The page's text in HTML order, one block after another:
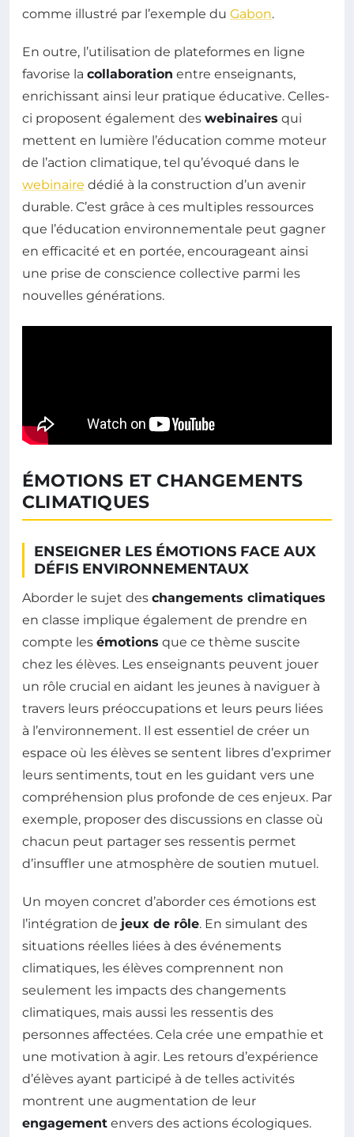
comme illustré par l’exemple du Gabon.
En outre, l’utilisation de plateformes en ligne
favorise la collaboration entre enseignants,
enrichissant ainsi leur pratique éducative. Celles-
ci proposent également des webinaires qui
mettent en lumière l’éducation comme moteur
de l’action climatique, tel qu’évoqué dans le
webinaire dédié à la construction d’un avenir
durable. C’est grâce à ces multiples ressources
que l’éducation environnementale peut gagner
en efficacité et en portée, encourageant ainsi
une prise de conscience collective parmi les
nouvelles générations.
ÉMOTIONS ET CHANGEMENTS
CLIMATIQUES
ENSEIGNER LES ÉMOTIONS FACE AUX
DÉFIS ENVIRONNEMENTAUX
Aborder le sujet des changements climatiques
en classe implique également de prendre en
compte les émotions que ce thème suscite
chez les élèves. Les enseignants peuvent jouer
un rôle crucial en aidant les jeunes à naviguer à
travers leurs préoccupations et leurs peurs liées
à l’environnement. Il est essentiel de créer un
espace où les élèves se sentent libres d’exprimer
leurs sentiments, tout en les guidant vers une
compréhension plus profonde de ces enjeux. Par
exemple, proposer des discussions en classe où
chacun peut partager ses ressentis permet
d’insuffler une atmosphère de soutien mutuel.
Un moyen concret d’aborder ces émotions est
l’intégration de jeux de rôle. En simulant des
situations réelles liées à des événements
climatiques, les élèves comprennent non
seulement les impacts des changements
climatiques, mais aussi les ressentis des
personnes affectées. Cela crée une empathie et
une motivation à agir. Les retours d’expérience
d’élèves ayant participé à de telles activités
montrent une augmentation de leur
engagement envers des actions écologiques.